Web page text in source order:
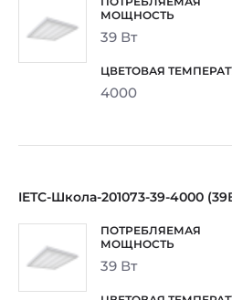
39 Вт
4000
IETC-Школа-201073-39-4000
39 Вт